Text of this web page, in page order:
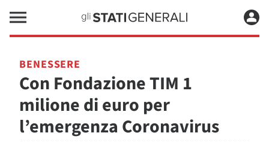
BENESSERE
Con Fondazione TIM 1
milione di euro per
l’emergenza Coronavirus